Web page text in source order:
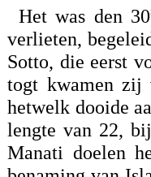
Het was den 30
verlieten,
Sotto, die eerst
togt kwamen zij
hetwelk dooide
lengte van 22,
Manati doelen